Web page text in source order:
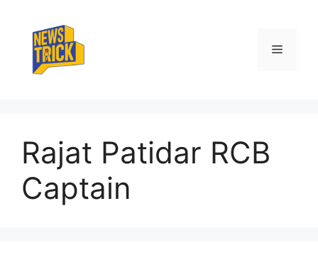
content
Menu
Rajat Patidar RCB
Captain